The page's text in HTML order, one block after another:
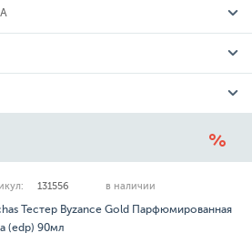
131556 в наличии
Тестер Byzance Gold Парфюмированная
(edp) 90мл